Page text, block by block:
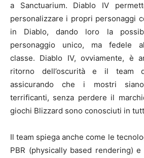
a Sanctuarium. Diablo IV
personalizzare i propri personaggi
in Diablo, dando loro la
personaggio unico, ma fedele
classe. Diablo IV, ovviamente, è
ritorno dell’oscurità e il team
assicurando che i mostri
terrificanti, senza perdere il
giochi Blizzard sono conosciuti in
Il team spiega anche come le
PBR (physically based rendering)